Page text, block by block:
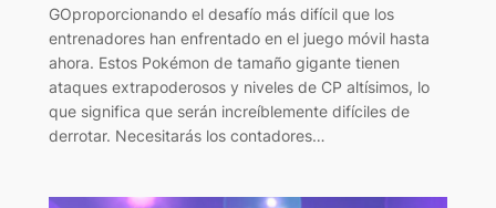
GOproporcionando el desafío más difícil que los
entrenadores han enfrentado en el juego móvil hasta
ahora. Estos Pokémon de tamaño gigante tienen
ataques extrapoderosos y niveles de CP altísimos, lo
que significa que serán increíblemente difíciles de
derrotar. Necesitarás los contadores…